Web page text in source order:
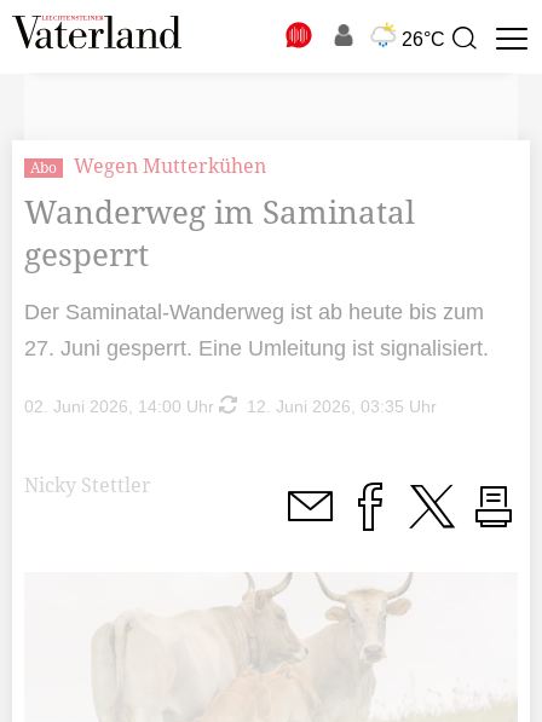
26°C
Suchbegriff
Abo Wegen Mutterkühen
Wanderweg im Saminatal
gesperrt
Der Saminatal-Wanderweg ist ab heute bis zum
27. Juni gesperrt. Eine Umleitung ist signalisiert.
02. Juni 2026, 14:00 Uhr 12. Juni 2026, 03:35 Uhr
Nicky Stettler